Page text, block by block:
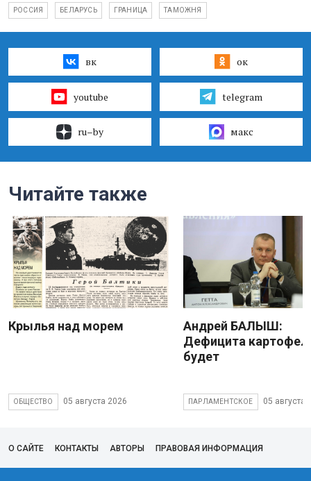
РОССИЯ БЕЛАРУСЬ ГРАНИЦА ТАМОЖНЯ
вк ок
youtube telegram
ru–by макс
Читайте также
Крылья над морем
ОБЩЕСТВО 05 августа 2026
Андрей БАЛЫШ:
Дефицита
будет
ПАРЛАМЕНТСКОЕ 05 августа
О САЙТЕ КОНТАКТЫ АВТОРЫ ПРАВОВАЯ ИНФОРМАЦИЯ